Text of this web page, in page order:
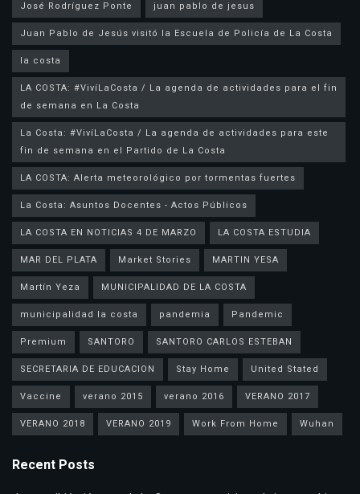
José Rodríguez Ponte
juan pablo de jesus
la costa
LA COSTA: #VivíLaCosta / La agenda de actividades para el fin
de semana en La Costa
La Costa: #VivíLaCosta / La agenda de actividades para este
fin de semana en el Partido de La Costa
LA COSTA: Alerta meteorológico por tormentas fuertes
La Costa: Asuntos Docentes - Actos Públicos
LA COSTA EN NOTICIAS 4 DE MARZO
LA COSTA ESTUDIA
MAR DEL PLATA
Market Stories
MARTIN YESA
Martín Yeza
MUNICIPALIDAD DE LA COSTA
municipalidad la costa
pandemia
Pandemic
Premium
SANTORO
SANTORO CARLOS ESTEBAN
SECRETARIA DE EDUCACION
Stay Home
United Stated
Vaccine
verano 2015 verano 2016
VERANO 2017
VERANO 2018
VERANO 2019 Work From Home Wuhan
Recent Posts